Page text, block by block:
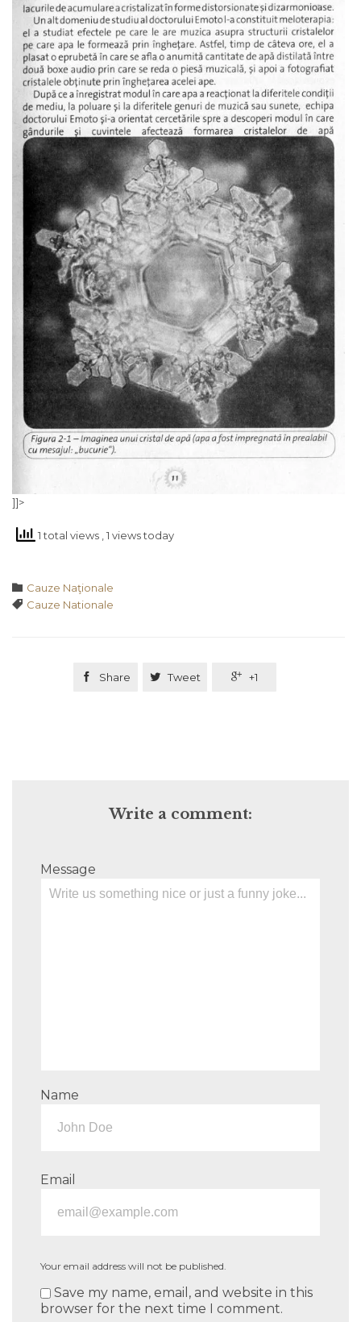
]]>
1 total views , 1 views today
 Category
Cauze Naţionale
 Tags
Cauze Nationale
 Share  Tweet  +1
Write a comment:
Message
Name
Email
Your email address will not be published.
Save my name, email, and website in this
browser for the next time I comment.